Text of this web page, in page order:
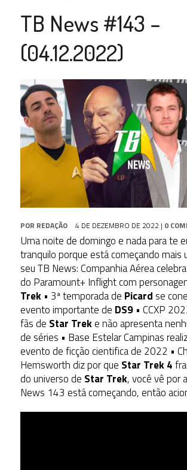
TB News #143 –
(04.12.2022)
POR REDAÇÃO 4 DE DEZEMBRO DE 2022 | 0
Uma noite de domingo e nada para te
tranquilo porque está começando mais
seu TB News: Companhia Aérea
do Paramount+ Inflight com
Trek• 3ª temporada de Picard se
evento importante de DS9 • CCXP
fãs de Star Treke não apresenta
de séries • Base Estelar Campinas
evento de ficção cientifica de 2022 •
Hemsworth diz por que Star Trek 4
do universo de Star Trek, você vê por
News 143 está começando, então